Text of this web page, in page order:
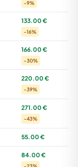
-9%
133.00 €
-16%
166.00 €
-30%
220.00 €
-39%
271.00 €
-43%
55.00 €
84.00 €